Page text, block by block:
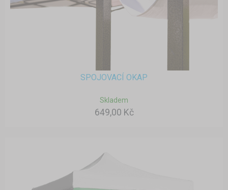
SPOJOVACÍ OKAP
Skladem
649,00 Kč